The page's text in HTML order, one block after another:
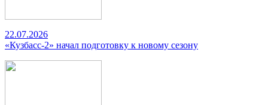
22.07.2026
«Кузбасс-2» начал подготовку к новому сезону